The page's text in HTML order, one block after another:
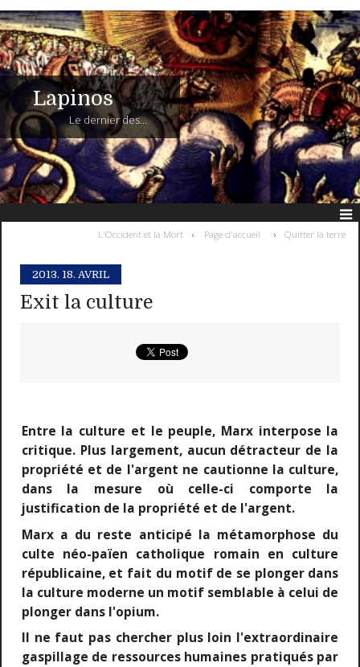
Lapinos
Le dernier des...
L'Occident et la Mort Page d'accueil Quitter la terre
2013. 18. AVRIL
Exit la culture
Entre la culture et le peuple, Marx interpose la
critique. Plus largement, aucun détracteur de la
propriété et de l'argent ne cautionne la culture,
dans la mesure où celle-ci comporte la
justification de la propriété et de l'argent.
Marx a du reste anticipé la métamorphose du
culte néo-païen catholique romain en culture
républicaine, et fait du motif de se plonger dans
la culture moderne un motif semblable à celui de
plonger dans l'opium.
Il ne faut pas chercher plus loin l'extraordinaire
gaspillage de ressources humaines pratiqués par